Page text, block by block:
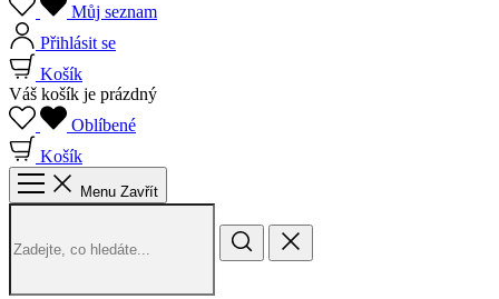
Můj seznam
Přihlásit se
Košík
Váš košík je prázdný
Oblíbené
Košík
Menu Zavřít